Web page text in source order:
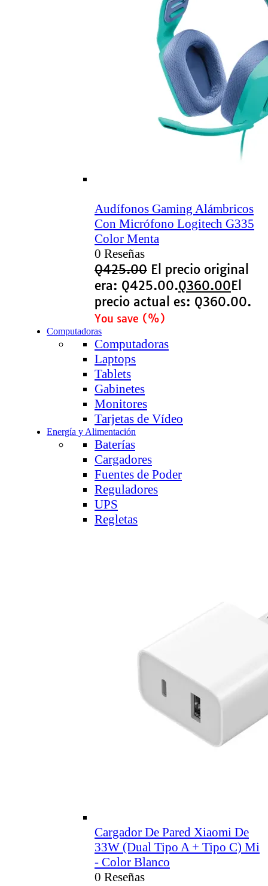
Audífonos Gaming Alámbricos
Con Micrófono Logitech G335
Color Menta
0 Reseñas
Q425.00 El precio original
era: Q425.00.Q360.00El
precio actual es: Q360.00.
You save (%)
Computadoras
Computadoras
Laptops
Tablets
Gabinetes
Monitores
Tarjetas de Vídeo
Energía y Alimentación
Baterías
Cargadores
Fuentes de Poder
Reguladores
UPS
Regletas
Cargador De Pared Xiaomi De
33W (Dual Tipo A + Tipo C) Mi
- Color Blanco
0 Reseñas